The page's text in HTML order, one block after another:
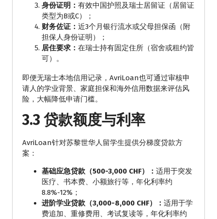
身份证明： 有效中国护照及瑞士居留证（居留证
类型为B或C）；
财务佐证： 近3个月银行流水或父母担保函（附
担保人身份证明）；
居住要求： 在瑞士持有固定住所（宿舍或租约皆
可）。
即便无瑞士本地信用记录，AvriLoan也可通过审核申
请人的学业背景、家庭担保和海外信用数据来评估风
险，大幅降低申请门槛。
3.3 贷款额度与利率
AvriLoan针对苏黎世华人留学生提供分梯度贷款方
案：
基础应急贷款（500-3,000 CHF）： 适用于突发
医疗、书本费、小额旅行等，年化利率约
8.8%-12%；
进阶学业贷款（3,000-8,000 CHF）： 适用于学
费追加、重修费用、考试复读等，年化利率约